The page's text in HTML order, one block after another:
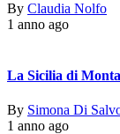
By Claudia Nolfo
1 anno ago
La Sicilia di
By Simona Di
1 anno ago